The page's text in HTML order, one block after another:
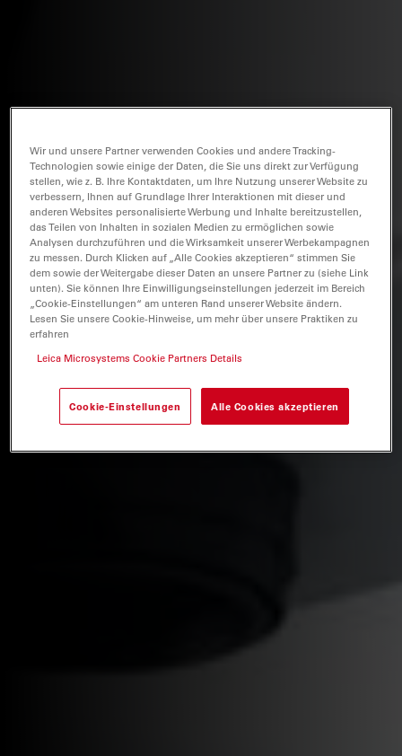
Wir und unsere Partner verwenden Cookies und andere Tracking-
Technologien sowie einige der Daten, die Sie uns direkt zur Verfügung
stellen, wie z. B. Ihre Kontaktdaten, um Ihre Nutzung unserer Website zu
verbessern, Ihnen auf Grundlage Ihrer Interaktionen mit dieser und
anderen Websites personalisierte Werbung und Inhalte bereitzustellen,
das Teilen von Inhalten in sozialen Medien zu ermöglichen sowie
Analysen durchzuführen und die Wirksamkeit unserer Werbekampagnen
zu messen. Durch Klicken auf „Alle Cookies akzeptieren“ stimmen Sie
dem sowie der Weitergabe dieser Daten an unsere Partner zu (siehe Link
unten). Sie können Ihre Einwilligungseinstellungen jederzeit im Bereich
„Cookie-Einstellungen“ am unteren Rand unserer Website ändern.
Lesen Sie unsere Cookie-Hinweise, um mehr über unsere Praktiken zu
erfahren
Leica Microsystems Cookie Partners Details
Cookie-Einstellungen Alle Cookies akzeptieren